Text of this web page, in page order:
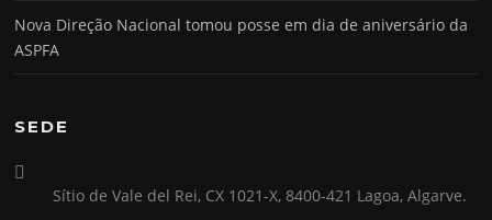
Nova Direção Nacional tomou posse em dia de aniversário da
ASPFA
SEDE
Sítio de Vale del Rei, CX 1021-X, 8400-421 Lagoa, Algarve.